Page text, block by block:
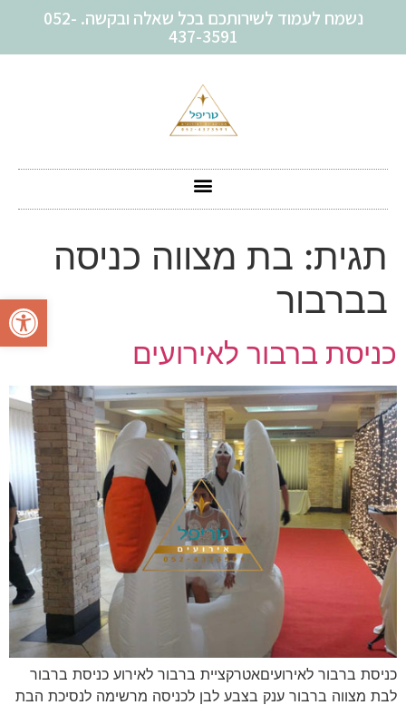
פתח
נשמח לעמוד לשירותכם בכל שאלה ובקשה. 052-
437-3591
תגית: בת מצווה כניסה
בברבור
כניסת ברבור לאירועים
כניסת ברבור לאירועיםאטרקציית ברבור לאירוע כניסת ברבור
לבת מצווה ברבור ענק בצבע לבן לכניסה מרשימה לנסיכת הבת